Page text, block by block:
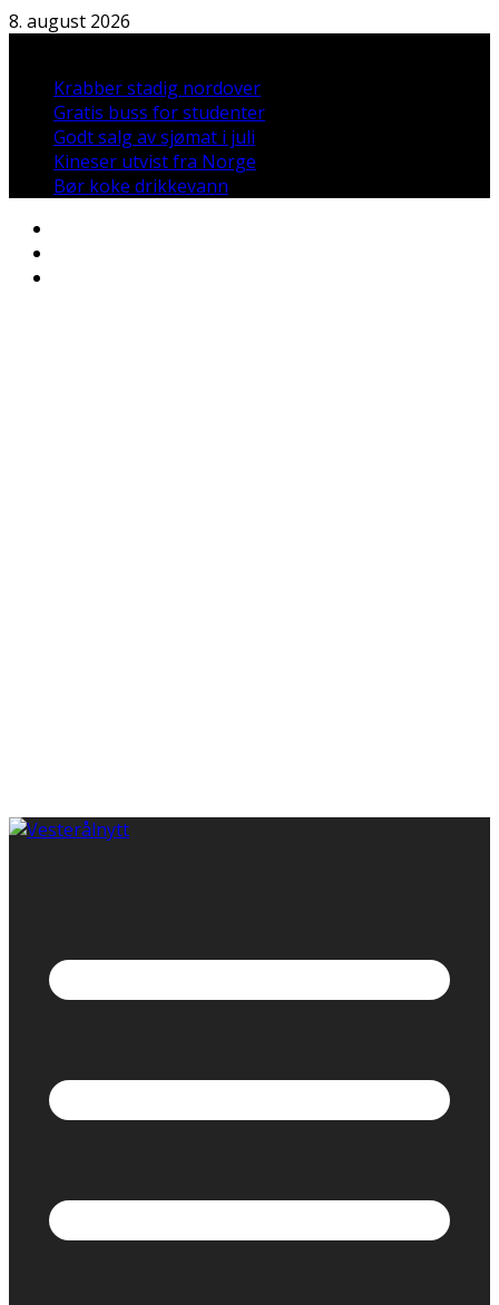
Hopp
8. august 2026
Krabber stadig nordover
Gratis buss for studenter
Godt salg av sjømat i juli
Kineser utvist fra Norge
Bør koke drikkevann